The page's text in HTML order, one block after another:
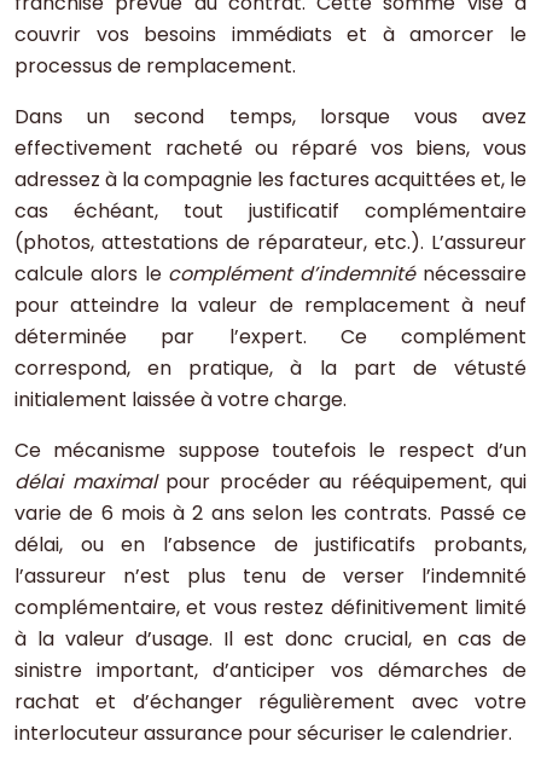
couvrir vos besoins immédiats et à amorcer le
processus de remplacement.
Dans un second temps, lorsque vous avez
effectivement racheté ou réparé vos biens, vous
adressez à la compagnie les factures acquittées et, le
cas échéant, tout justificatif complémentaire
(photos, attestations de réparateur, etc.). L’assureur
calcule alors le complément d’indemniténécessaire
pour atteindre la valeur de remplacement à neuf
déterminée par l’expert. Ce complément
correspond, en pratique, à la part de vétusté
initialement laissée à votre charge.
Ce mécanisme suppose toutefois le respect d’un
délai maximalpour procéder au rééquipement, qui
varie de 6 mois à 2 ans selon les contrats. Passé ce
délai, ou en l’absence de justificatifs probants,
l’assureur n’est plus tenu de verser l’indemnité
complémentaire, et vous restez définitivement limité
à la valeur d’usage. Il est donc crucial, en cas de
sinistre important, d’anticiper vos démarches de
rachat et d’échanger régulièrement avec votre
interlocuteur assurance pour sécuriser le calendrier.